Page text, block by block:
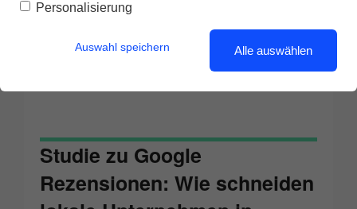
Studie zu Google
Rezensionen: Wie schneiden
Personalisierung
Auswahl speichern Alle auswählen